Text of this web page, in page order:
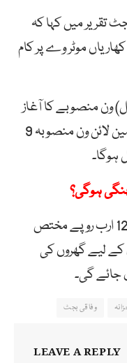
تقریر میں کہا کہ
موٹر وے پر کام
ون منصوبے کا آغاز
جولائی میں ہوگا جب کہ ریلوے کا مین لائن ون منصوبہ 9
ہوگی؟
وفاقی بجٹ میں زرعی شعبے کے لیے 12 ارب روپے مختص
لیے گھروں کی
وفاقی بجٹ
LEAVE A REPLY